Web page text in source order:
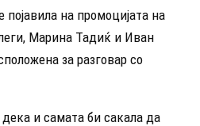
на промоцијата на
Марина Тадиќ и Иван
за разговар со
и самата би сакала да